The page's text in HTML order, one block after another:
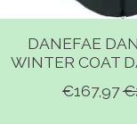
DANEFAE
WINTER COAT
€167,97